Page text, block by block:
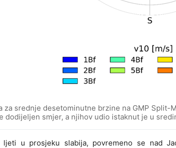
za srednje desetominutne brzine na GMP
dodijeljen smjer, a njihov udio istaknut je u
ljeti u prosjeku slabija, povremeno se nad